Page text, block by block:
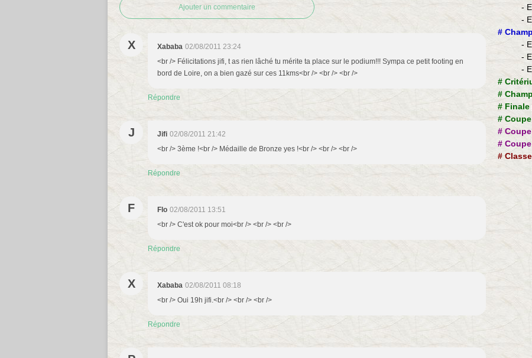
Ajouter un commentaire
X Xababa 02/08/2011 23:24
<br /> Félicitations jifi, t as rien lâché tu mérite ta place sur le podium!!! Sympa ce petit footing en
bord de Loire, on a bien gazé sur ces 11kms<br /> <br /> <br />
Répondre
J Jifi 02/08/2011 21:42
<br /> 3ème !<br /> Médaille de Bronze yes !<br /> <br /> <br />
Répondre
F Flo 02/08/2011 13:51
<br /> C'est ok pour moi<br /> <br /> <br />
Répondre
X Xababa 02/08/2011 08:18
<br /> Oui 19h jifi.<br /> <br /> <br />
Répondre
-
-
​#
-
-
-
#
#
# Finale
#
#
#
#